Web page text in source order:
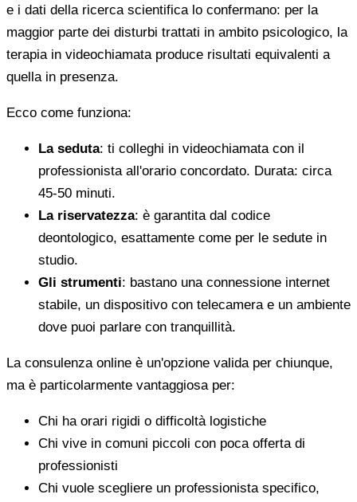
e i dati della ricerca scientifica lo confermano: per la
maggior parte dei disturbi trattati in ambito psicologico, la
terapia in videochiamata produce risultati equivalenti a
quella in presenza.
Ecco come funziona:
La seduta: ti colleghi in videochiamata con il
professionista all'orario concordato. Durata: circa
45-50 minuti.
La riservatezza: è garantita dal codice
deontologico, esattamente come per le sedute in
studio.
Gli strumenti: bastano una connessione internet
stabile, un dispositivo con telecamera e un ambiente
dove puoi parlare con tranquillità.
La consulenza online è un'opzione valida per chiunque,
ma è particolarmente vantaggiosa per:
Chi ha orari rigidi o difficoltà logistiche
Chi vive in comuni piccoli con poca offerta di
professionisti
Chi vuole scegliere un professionista specifico,